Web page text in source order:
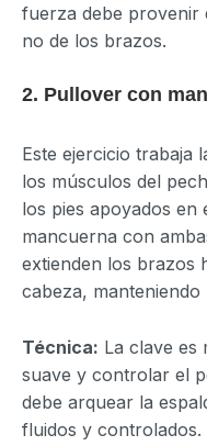
fuerza debe provenir
no de los brazos.
2. Pullover con
Este ejercicio trabaja
los músculos del
los pies apoyados en
mancuerna con
extienden los brazos
cabeza,
Técnica: La clave es
suave y controlar el
debe arquear la
fluidos y controlados.